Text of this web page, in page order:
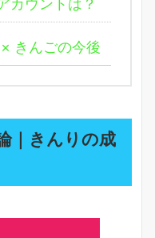
きんごの今後
｜きんりの成